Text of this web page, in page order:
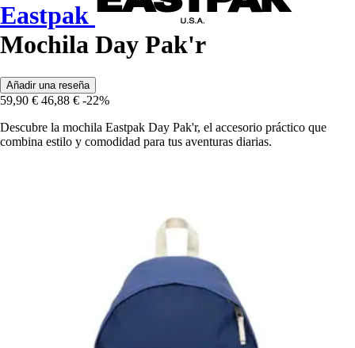
Eastpak
Mochila Day Pak'r
Añadir una reseña
59,90 € 46,88 € -22%
Descubre la mochila Eastpak Day Pak'r, el accesorio práctico que
combina estilo y comodidad para tus aventuras diarias.